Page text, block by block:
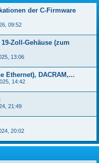
der C-Firmware
09:52
Zoll-Gehäuse (zum
13:06
Ethernet), DACRAM,...
14:42
21:49
20:02